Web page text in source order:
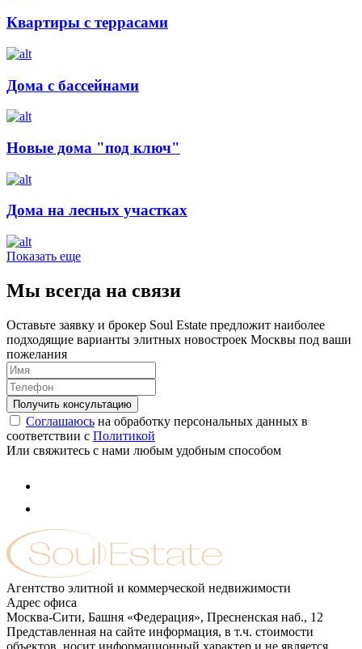
Квартиры с террасами
Дома с бассейнами
Новые дома "под ключ"
Дома на лесных участках
Показать еще
Мы всегда на связи
Оставьте заявку и брокер Soul Estate предложит наиболее
подходящие варианты элитных новостроек Москвы под ваши
пожелания
Соглашаюсь на обработку персональных данных в
соответствии с Политикой
Или свяжитесь с нами любым удобным способом
Агентство элитной и коммерческой недвижимости
Адрес офиса
Москва-Сити, Башня «Федерация», Пресненская наб., 12
Представленная на сайте информация, в т.ч. стоимости
объектов, носит информационный характер и не является